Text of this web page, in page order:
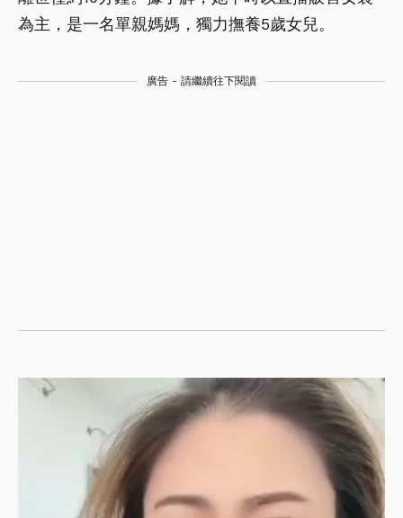
為主，是一名單親媽媽，獨力撫養5歲女兒。
廣告 - 請繼續往下閱讀